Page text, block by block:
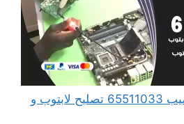
مهندس كمبيوتر النويصيب 65511033 تصليح لابتوب و